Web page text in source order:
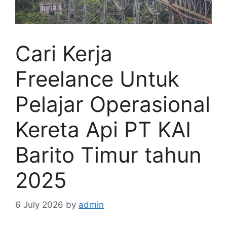
Cari Kerja
Freelance Untuk
Pelajar Operasional
Kereta Api PT KAI
Barito Timur tahun
2025
6 July 2026 by admin